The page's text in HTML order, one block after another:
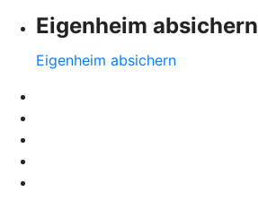
Eigenheim absichern
Eigenheim absichern